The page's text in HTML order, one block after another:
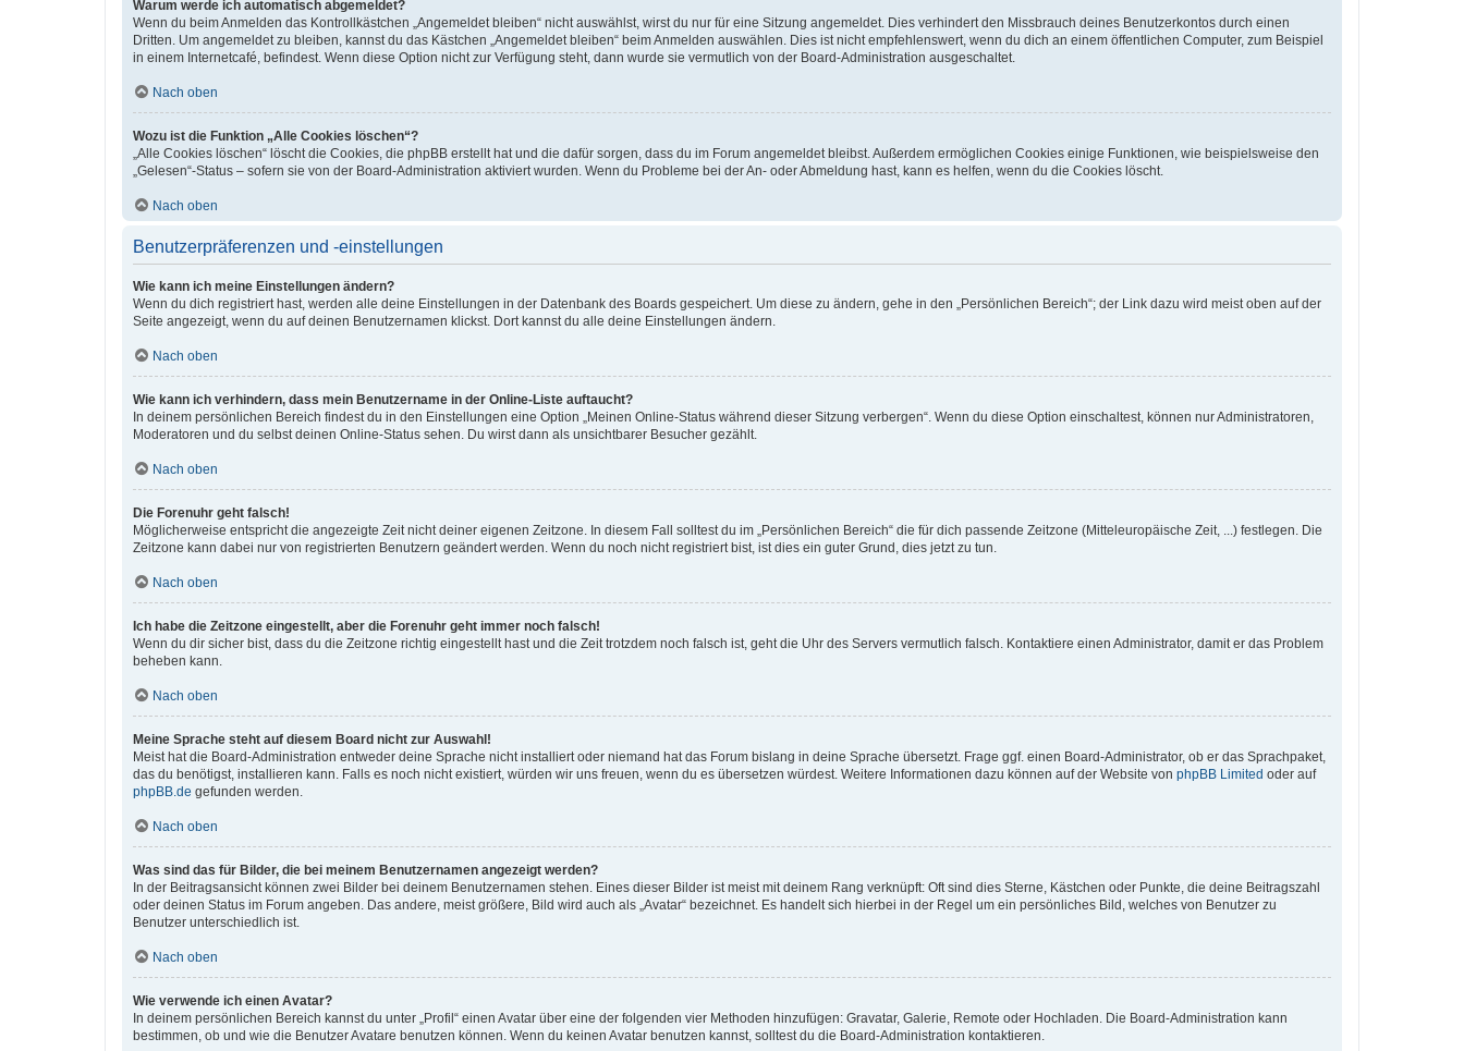
Warum werde ich automatisch abgemeldet?
Wenn du beim Anmelden das Kontrollkästchen „Angemeldet bleiben“ nicht auswählst, wirst du nur für eine Sitzung angemeldet. Dies verhindert den Missbrauch deines Benutzerkontos durch einen
Dritten. Um angemeldet zu bleiben, kannst du das Kästchen „Angemeldet bleiben“ beim Anmelden auswählen. Dies ist nicht empfehlenswert, wenn du dich an einem öffentlichen Computer, zum Beispiel
in einem Internetcafé, befindest. Wenn diese Option nicht zur Verfügung steht, dann wurde sie vermutlich von der Board-Administration ausgeschaltet.
Nach oben
Wozu ist die Funktion „Alle Cookies löschen“?
„Alle Cookies löschen“ löscht die Cookies, die phpBB erstellt hat und die dafür sorgen, dass du im Forum angemeldet bleibst. Außerdem ermöglichen Cookies einige Funktionen, wie beispielsweise den
„Gelesen“-Status – sofern sie von der Board-Administration aktiviert wurden. Wenn du Probleme bei der An- oder Abmeldung hast, kann es helfen, wenn du die Cookies löscht.
Nach oben
Benutzerpräferenzen und -einstellungen
Wie kann ich meine Einstellungen ändern?
Wenn du dich registriert hast, werden alle deine Einstellungen in der Datenbank des Boards gespeichert. Um diese zu ändern, gehe in den „Persönlichen Bereich“; der Link dazu wird meist oben auf der
Seite angezeigt, wenn du auf deinen Benutzernamen klickst. Dort kannst du alle deine Einstellungen ändern.
Nach oben
Wie kann ich verhindern, dass mein Benutzername in der Online-Liste auftaucht?
In deinem persönlichen Bereich findest du in den Einstellungen eine Option „Meinen Online-Status während dieser Sitzung verbergen“. Wenn du diese Option einschaltest, können nur Administratoren,
Moderatoren und du selbst deinen Online-Status sehen. Du wirst dann als unsichtbarer Besucher gezählt.
Nach oben
Die Forenuhr geht falsch!
Möglicherweise entspricht die angezeigte Zeit nicht deiner eigenen Zeitzone. In diesem Fall solltest du im „Persönlichen Bereich“ die für dich passende Zeitzone (Mitteleuropäische Zeit, ...) festlegen. Die
Zeitzone kann dabei nur von registrierten Benutzern geändert werden. Wenn du noch nicht registriert bist, ist dies ein guter Grund, dies jetzt zu tun.
Nach oben
Ich habe die Zeitzone eingestellt, aber die Forenuhr geht immer noch falsch!
Wenn du dir sicher bist, dass du die Zeitzone richtig eingestellt hast und die Zeit trotzdem noch falsch ist, geht die Uhr des Servers vermutlich falsch. Kontaktiere einen Administrator, damit er das Problem
beheben kann.
Nach oben
Meine Sprache steht auf diesem Board nicht zur Auswahl!
Meist hat die Board-Administration entweder deine Sprache nicht installiert oder niemand hat das Forum bislang in deine Sprache übersetzt. Frage ggf. einen Board-Administrator, ob er das Sprachpaket,
das du benötigst, installieren kann. Falls es noch nicht existiert, würden wir uns freuen, wenn du es übersetzen würdest. Weitere Informationen dazu können auf der Website von phpBB Limited oder auf
phpBB.de gefunden werden.
Nach oben
Was sind das für Bilder, die bei meinem Benutzernamen angezeigt werden?
In der Beitragsansicht können zwei Bilder bei deinem Benutzernamen stehen. Eines dieser Bilder ist meist mit deinem Rang verknüpft: Oft sind dies Sterne, Kästchen oder Punkte, die deine Beitragszahl
oder deinen Status im Forum angeben. Das andere, meist größere, Bild wird auch als „Avatar“ bezeichnet. Es handelt sich hierbei in der Regel um ein persönliches Bild, welches von Benutzer zu
Benutzer unterschiedlich ist.
Nach oben
Wie verwende ich einen Avatar?
In deinem persönlichen Bereich kannst du unter „Profil“ einen Avatar über eine der folgenden vier Methoden hinzufügen: Gravatar, Galerie, Remote oder Hochladen. Die Board-Administration kann
bestimmen, ob und wie die Benutzer Avatare benutzen können. Wenn du keinen Avatar benutzen kannst, solltest du die Board-Administration kontaktieren.